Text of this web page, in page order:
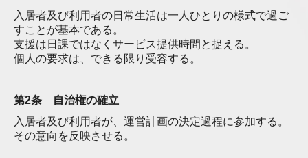
入居者及び利用者の日常生活は一人ひとりの様式で過ご
すことが基本である。
支援は日課ではなくサービス提供時間と捉える。
個人の要求は、できる限り受容する。
第2条 自治権の確立
入居者及び利用者が、運営計画の決定過程に参加する。
その意向を反映させる。